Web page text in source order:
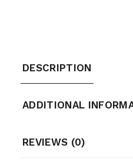
DESCRIPTION
ADDITIONAL
REVIEWS (0)